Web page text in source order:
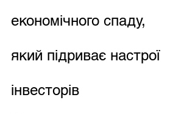
економічного спаду,
який підриває настрої
інвесторів